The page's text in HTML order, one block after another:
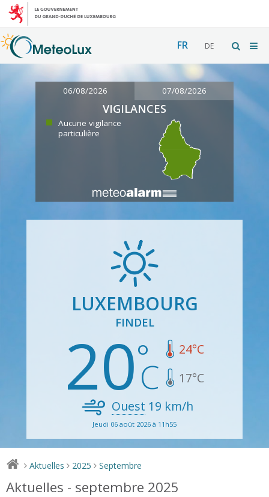
FR DE
06/08/2026 07/08/2026
VIGILANCES
Aucune vigilance
particulière
LUXEMBOURG
FINDEL
20 24°C
17°C
Ouest 19 km/h
Jeudi 06 août 2026 à 11h55
> Aktuelles > 2025 > Septembre
Aktuelles - septembre 2025